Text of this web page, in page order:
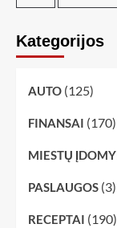
Kategorijos
AUTO (125)
FINANSAI (170)
MIESTŲ
PASLAUGOS (3)
RECEPTAI (190)